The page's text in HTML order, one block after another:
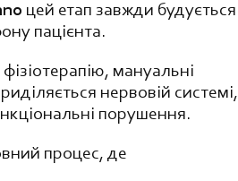
цей етап завжди будується
пацієнта.
мануальні
нервовій системі,
порушення.
процес, де